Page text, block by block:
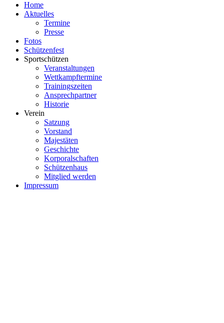
Home
Aktuelles
Termine
Presse
Fotos
Schützenfest
Sportschützen
Veranstaltungen
Wettkampftermine
Trainingszeiten
Ansprechpartner
Historie
Verein
Satzung
Vorstand
Majestäten
Geschichte
Korporalschaften
Schützenhaus
Mitglied werden
Impressum